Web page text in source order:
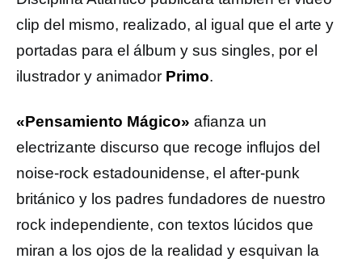
clip del mismo, realizado, al igual que el arte y
portadas para el álbum y sus singles, por el
ilustrador y animador Primo.
«Pensamiento Mágico» afianza un
electrizante discurso que recoge influjos del
noise-rock estadounidense, el after-punk
británico y los padres fundadores de nuestro
rock independiente, con textos lúcidos que
miran a los ojos de la realidad y esquivan la